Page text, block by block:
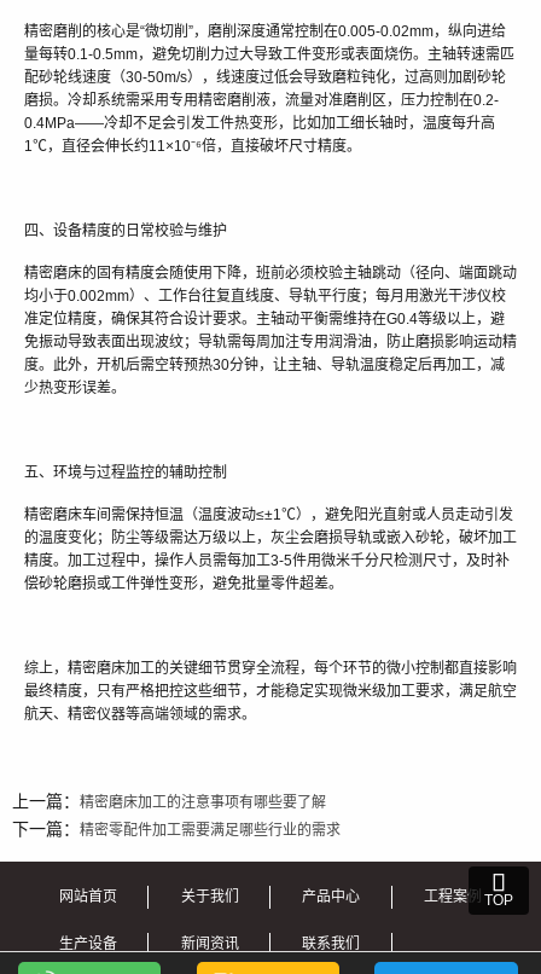
精密磨削的核心是“微切削”，磨削深度通常控制在0.005-0.02mm，纵向进给
量每转0.1-0.5mm，避免切削力过大导致工件变形或表面烧伤。主轴转速需匹
配砂轮线速度（30-50m/s），线速度过低会导致磨粒钝化，过高则加剧砂轮
磨损。冷却系统需采用专用精密磨削液，流量对准磨削区，压力控制在0.2-
0.4MPa——冷却不足会引发工件热变形，比如加工细长轴时，温度每升高
1℃，直径会伸长约11×10⁻⁶倍，直接破坏尺寸精度。
四、设备精度的日常校验与维护
精密磨床的固有精度会随使用下降，班前必须校验主轴跳动（径向、端面跳动
均小于0.002mm）、工作台往复直线度、导轨平行度；每月用激光干涉仪校
准定位精度，确保其符合设计要求。主轴动平衡需维持在G0.4等级以上，避
免振动导致表面出现波纹；导轨需每周加注专用润滑油，防止磨损影响运动精
度。此外，开机后需空转预热30分钟，让主轴、导轨温度稳定后再加工，减
少热变形误差。
五、环境与过程监控的辅助控制
精密磨床车间需保持恒温（温度波动≤±1℃），避免阳光直射或人员走动引发
的温度变化；防尘等级需达万级以上，灰尘会磨损导轨或嵌入砂轮，破坏加工
精度。加工过程中，操作人员需每加工3-5件用微米千分尺检测尺寸，及时补
偿砂轮磨损或工件弹性变形，避免批量零件超差。
综上，精密磨床加工的关键细节贯穿全流程，每个环节的微小控制都直接影响
最终精度，只有严格把控这些细节，才能稳定实现微米级加工要求，满足航空
航天、精密仪器等高端领域的需求。
上一篇： 精密磨床加工的注意事项有哪些要了解
下一篇： 精密零配件加工需要满足哪些行业的需求

TOP
网站首页 关于我们 产品中心 工程案例
生产设备 新闻资讯 联系我们